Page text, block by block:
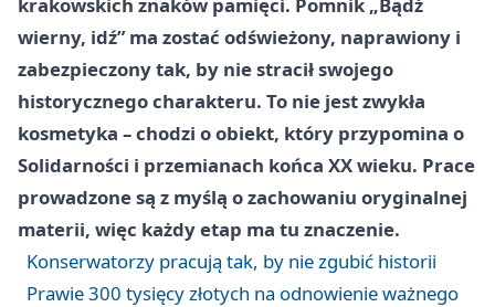
wierny, idź” ma zostać odświeżony, naprawiony i
zabezpieczony tak, by nie stracił swojego
historycznego charakteru. To nie jest zwykła
kosmetyka – chodzi o obiekt, który przypomina o
Solidarności i przemianach końca XX wieku. Prace
prowadzone są z myślą o zachowaniu oryginalnej
materii, więc każdy etap ma tu znaczenie.
Konserwatorzy pracują tak, by nie zgubić historii
Prawie 300 tysięcy złotych na odnowienie ważnego